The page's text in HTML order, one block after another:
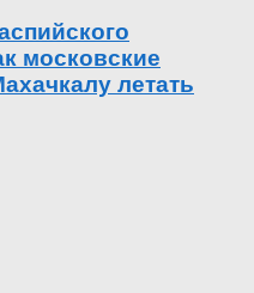
московские
летать